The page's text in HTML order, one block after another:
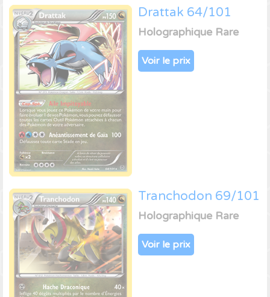
Drattak 64/101
Holographique Rare
Voir le prix
Tranchodon 69/101
Holographique Rare
Voir le prix